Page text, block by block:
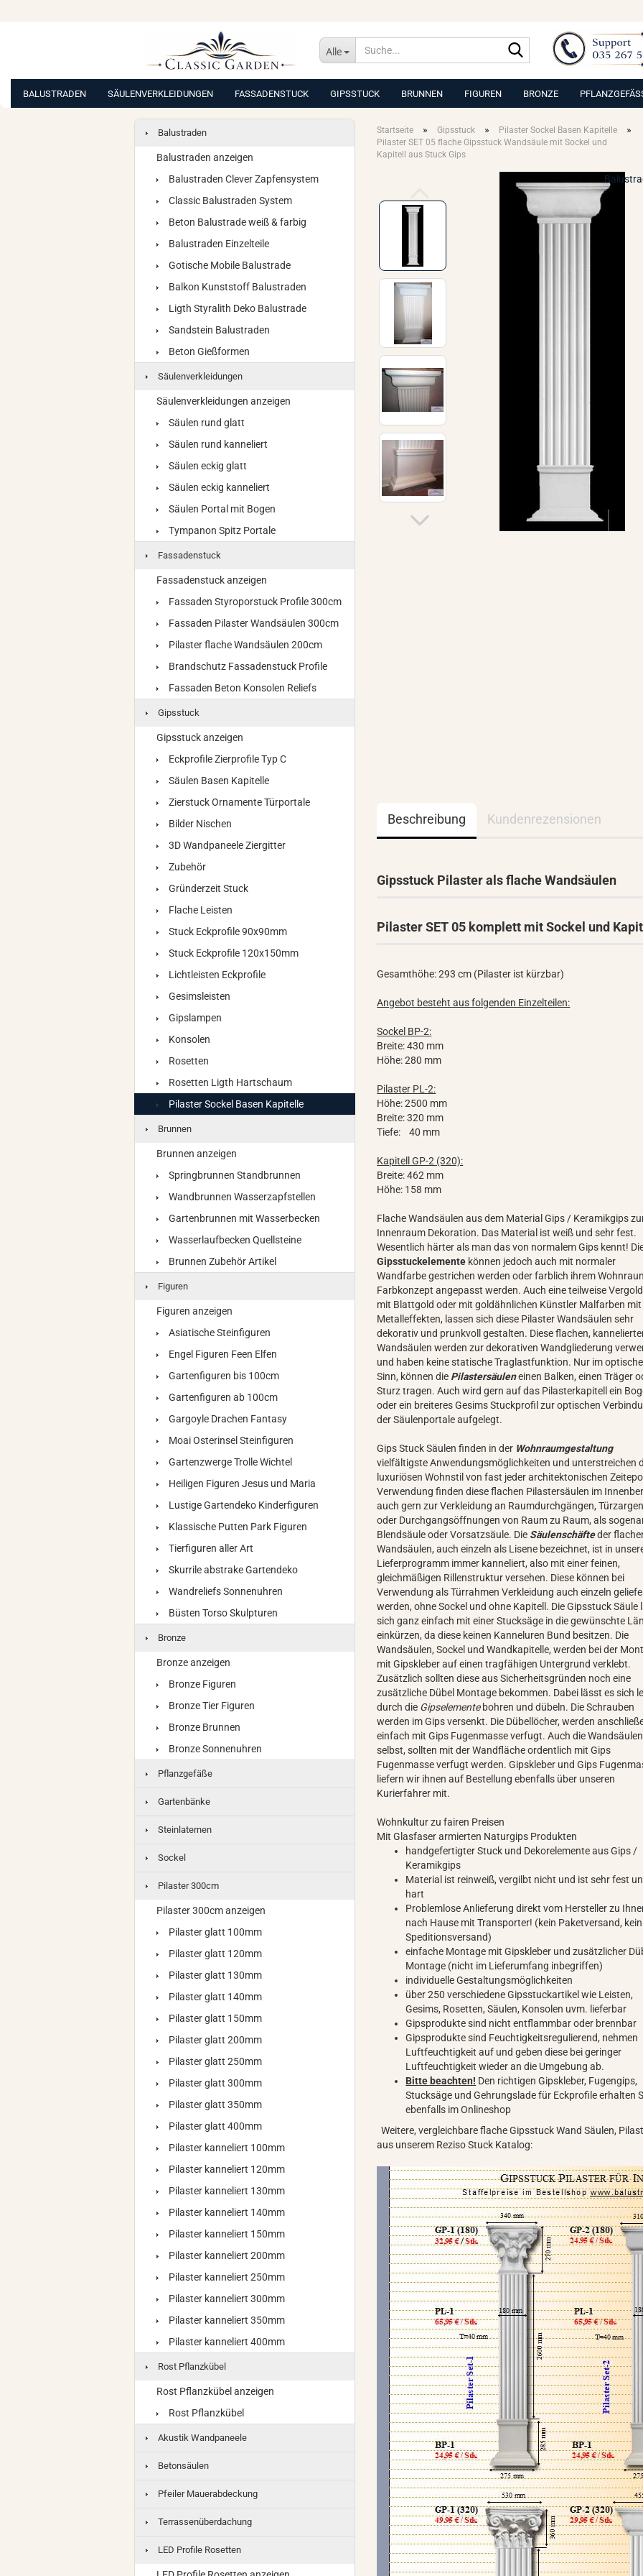
Alle
Suche...
BALUSTRADEN SÄULENVERKLEIDUNGEN FASSADENSTUCK GIPSSTUCK BRUNNEN FIGUREN BRONZE
Startseite » Gipsstuck » Pilaster Sockel Basen Kapitelle »
Pilaster SET 05 flache Gipsstuck Wandsäule mit Sockel und
Kapitell aus Stuck Gips
Beschreibung Kundenrezensionen
Gipsstuck Pilaster als flache Wandsäulen
Pilaster SET 05 komplett mit Sockel und
Gesamthöhe: 293 cm (Pilaster ist kürzbar)
Angebot besteht aus folgenden Einzelteilen:
Sockel BP-2:
Breite: 430 mm
Höhe: 280 mm
Pilaster PL-2:
Höhe: 2500 mm
Breite: 320 mm
Tiefe: 40 mm
Kapitell GP-2 (320):
Breite: 462 mm
Höhe: 158 mm
Flache Wandsäulen aus dem Material Gips / Keramikgips
Innenraum Dekoration. Das Material ist weiß und sehr fest.
Wesentlich härter als man das von normalem Gips kennt!
Gipsstuckelemente können jedoch auch mit normaler
Wandfarbe gestrichen werden oder farblich ihrem
Farbkonzept angepasst werden. Auch eine teilweise
mit Blattgold oder mit goldähnlichen Künstler Malfarben mit
Metalleffekten, lassen sich diese Pilaster Wandsäulen sehr
dekorativ und prunkvoll gestalten. Diese flachen,
Wandsäulen werden zur dekorativen Wandgliederung
und haben keine statische Traglastfunktion. Nur im
Sinn, können die Pilastersäuleneinen Balken, einen Träger
Sturz tragen. Auch wird gern auf das Pilasterkapitell ein
oder ein breiteres Gesims Stuckprofil zur optischen
der Säulenportale aufgelegt.
Gips Stuck Säulen finden in der Wohnraumgestaltung
vielfältigste Anwendungsmöglichkeiten und unterstreichen
luxuriösen Wohnstil von fast jeder architektonischen
Verwendung finden diese flachen Pilastersäulen im
auch gern zur Verkleidung an Raumdurchgängen, Türzargen
oder Durchgangsöffnungen von Raum zu Raum, als
Blendsäule oder Vorsatzsäule. Die Säulenschäfteder
Wandsäulen, auch einzeln als Lisene bezeichnet, ist in
Lieferprogramm immer kanneliert, also mit einer feinen,
gleichmäßigen Rillenstruktur versehen. Diese können bei
Verwendung als Türrahmen Verkleidung auch einzeln
werden, ohne Sockel und ohne Kapitell. Die Gipsstuck Säule
sich ganz einfach mit einer Stucksäge in die gewünschte
einkürzen, da diese keinen Kanneluren Bund besitzen. Die
Wandsäulen, Sockel und Wandkapitelle, werden bei der
mit Gipskleber auf einen tragfähigen Untergrund verklebt.
Zusätzlich sollten diese aus Sicherheitsgründen noch eine
zusätzliche Dübel Montage bekommen. Dabei lässt es sich
durch die Gipselemente bohren und dübeln. Die Schrauben
werden im Gips versenkt. Die Dübellöcher, werden
einfach mit Gips Fugenmasse verfugt. Auch die Wandsäulen
selbst, sollten mit der Wandfläche ordentlich mit Gips
Fugenmasse verfugt werden. Gipskleber und Gips
liefern wir ihnen auf Bestellung ebenfalls über unseren
Kurierfahrer mit.
Wohnkultur zu fairen Preisen
Mit Glasfaser armierten Naturgips Produkten
handgefertigter Stuck und Dekorelemente aus Gips /
Keramikgips
Material ist reinweiß, vergilbt nicht und ist sehr fest
hart
Problemlose Anlieferung direkt vom Hersteller zu
nach Hause mit Transporter! (kein Paketversand, kein
Speditionsversand)
einfache Montage mit Gipskleber und zusätzlicher
Montage (nicht im Lieferumfang inbegriffen)
individuelle Gestaltungsmöglichkeiten
über 250 verschiedene Gipsstuckartikel wie Leisten,
Gesims, Rosetten, Säulen, Konsolen uvm. lieferbar
Gipsprodukte sind nicht entflammbar oder brennbar
Gipsprodukte sind Feuchtigkeitsregulierend, nehmen
Luftfeuchtigkeit auf und geben diese bei geringer
Luftfeuchtigkeit wieder an die Umgebung ab.
Bitte beachten! Den richtigen Gipskleber, Fugengips,
Stucksäge und Gehrungslade für Eckprofile erhalten
ebenfalls im Onlineshop
Weitere, vergleichbare flache Gipsstuck Wand Säulen,
aus unserem Reziso Stuck Katalog:
Balustraden
Balustraden anzeigen
Balustraden Clever Zapfensystem
Classic Balustraden System
Beton Balustrade weiß & farbig
Balustraden Einzelteile
Gotische Mobile Balustrade
Balkon Kunststoff Balustraden
Ligth Styralith Deko Balustrade
Sandstein Balustraden
Beton Gießformen
Säulenverkleidungen
Säulenverkleidungen anzeigen
Säulen rund glatt
Säulen rund kanneliert
Säulen eckig glatt
Säulen eckig kanneliert
Säulen Portal mit Bogen
Tympanon Spitz Portale
Fassadenstuck
Fassadenstuck anzeigen
Fassaden Styroporstuck Profile 300cm
Fassaden Pilaster Wandsäulen 300cm
Pilaster flache Wandsäulen 200cm
Brandschutz Fassadenstuck Profile
Fassaden Beton Konsolen Reliefs
Gipsstuck
Gipsstuck anzeigen
Eckprofile Zierprofile Typ C
Säulen Basen Kapitelle
Zierstuck Ornamente Türportale
Bilder Nischen
3D Wandpaneele Ziergitter
Zubehör
Gründerzeit Stuck
Flache Leisten
Stuck Eckprofile 90x90mm
Stuck Eckprofile 120x150mm
Lichtleisten Eckprofile
Gesimsleisten
Gipslampen
Konsolen
Rosetten
Rosetten Ligth Hartschaum
Pilaster Sockel Basen Kapitelle
Brunnen
Brunnen anzeigen
Springbrunnen Standbrunnen
Wandbrunnen Wasserzapfstellen
Gartenbrunnen mit Wasserbecken
Wasserlaufbecken Quellsteine
Brunnen Zubehör Artikel
Figuren
Figuren anzeigen
Asiatische Steinfiguren
Engel Figuren Feen Elfen
Gartenfiguren bis 100cm
Gartenfiguren ab 100cm
Gargoyle Drachen Fantasy
Moai Osterinsel Steinfiguren
Gartenzwerge Trolle Wichtel
Heiligen Figuren Jesus und Maria
Lustige Gartendeko Kinderfiguren
Klassische Putten Park Figuren
Tierfiguren aller Art
Skurrile abstrake Gartendeko
Wandreliefs Sonnenuhren
Büsten Torso Skulpturen
Bronze
Bronze anzeigen
Bronze Figuren
Bronze Tier Figuren
Bronze Brunnen
Bronze Sonnenuhren
Pflanzgefäße
Gartenbänke
Steinlaternen
Sockel
Pilaster 300cm
Pilaster 300cm anzeigen
Pilaster glatt 100mm
Pilaster glatt 120mm
Pilaster glatt 130mm
Pilaster glatt 140mm
Pilaster glatt 150mm
Pilaster glatt 200mm
Pilaster glatt 250mm
Pilaster glatt 300mm
Pilaster glatt 350mm
Pilaster glatt 400mm
Pilaster kanneliert 100mm
Pilaster kanneliert 120mm
Pilaster kanneliert 130mm
Pilaster kanneliert 140mm
Pilaster kanneliert 150mm
Pilaster kanneliert 200mm
Pilaster kanneliert 250mm
Pilaster kanneliert 300mm
Pilaster kanneliert 350mm
Pilaster kanneliert 400mm
Rost Pflanzkübel
Rost Pflanzkübel anzeigen
Rost Pflanzkübel
Akustik Wandpaneele
Betonsäulen
Pfeiler Mauerabdeckung
Terrassenüberdachung
LED Profile Rosetten